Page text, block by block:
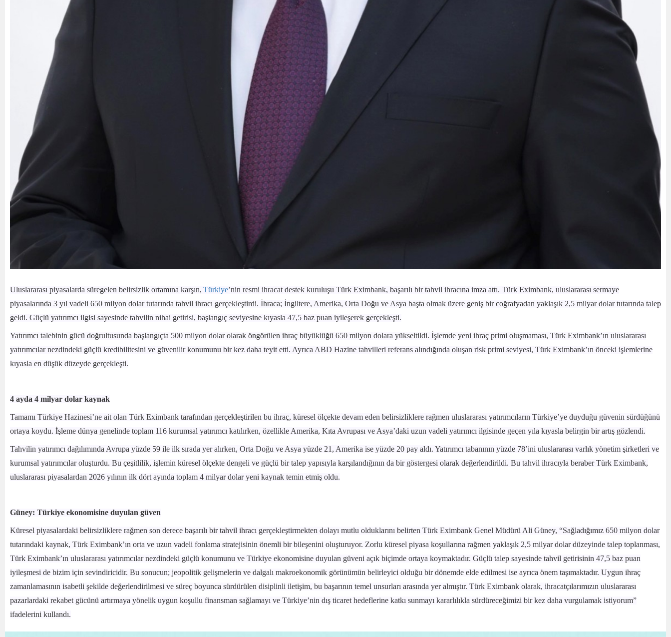
Uluslararası piyasalarda süregelen belirsizlik ortamına karşın, Türkiye’nin resmi ihracat destek kuruluşu Türk Eximbank, başarılı bir tahvil ihracına imza attı. Türk Eximbank, uluslararası sermaye
piyasalarında 3 yıl vadeli 650 milyon dolar tutarında tahvil ihracı gerçekleştirdi. İhraca; İngiltere, Amerika, Orta Doğu ve Asya başta olmak üzere geniş bir coğrafyadan yaklaşık 2,5 milyar dolar tutarında talep
geldi. Güçlü yatırımcı ilgisi sayesinde tahvilin nihai getirisi, başlangıç seviyesine kıyasla 47,5 baz puan iyileşerek gerçekleşti.
Yatırımcı talebinin gücü doğrultusunda başlangıçta 500 milyon dolar olarak öngörülen ihraç büyüklüğü 650 milyon dolara yükseltildi. İşlemde yeni ihraç primi oluşmaması, Türk Eximbank’ın uluslararası
yatırımcılar nezdindeki güçlü kredibilitesini ve güvenilir konumunu bir kez daha teyit etti. Ayrıca ABD Hazine tahvilleri referans alındığında oluşan risk primi seviyesi, Türk Eximbank’ın önceki işlemlerine
kıyasla en düşük düzeyde gerçekleşti.
4 ayda 4 milyar dolar kaynak
Tamamı Türkiye Hazinesi’ne ait olan Türk Eximbank tarafından gerçekleştirilen bu ihraç, küresel ölçekte devam eden belirsizliklere rağmen uluslararası yatırımcıların Türkiye’ye duyduğu güvenin sürdüğünü
ortaya koydu. İşleme dünya genelinde toplam 116 kurumsal yatırımcı katılırken, özellikle Amerika, Kıta Avrupası ve Asya’daki uzun vadeli yatırımcı ilgisinde geçen yıla kıyasla belirgin bir artış gözlendi.
Tahvilin yatırımcı dağılımında Avrupa yüzde 59 ile ilk sırada yer alırken, Orta Doğu ve Asya yüzde 21, Amerika ise yüzde 20 pay aldı. Yatırımcı tabanının yüzde 78’ini uluslararası varlık yönetim şirketleri ve
kurumsal yatırımcılar oluşturdu. Bu çeşitlilik, işlemin küresel ölçekte dengeli ve güçlü bir talep yapısıyla karşılandığının da bir göstergesi olarak değerlendirildi. Bu tahvil ihracıyla beraber Türk Eximbank,
uluslararası piyasalardan 2026 yılının ilk dört ayında toplam 4 milyar dolar yeni kaynak temin etmiş oldu.
Güney: Türkiye ekonomisine duyulan güven
Küresel piyasalardaki belirsizliklere rağmen son derece başarılı bir tahvil ihracı gerçekleştirmekten dolayı mutlu olduklarını belirten Türk Eximbank Genel Müdürü Ali Güney, “Sağladığımız 650 milyon dolar
tutarındaki kaynak, Türk Eximbank’ın orta ve uzun vadeli fonlama stratejisinin önemli bir bileşenini oluşturuyor. Zorlu küresel piyasa koşullarına rağmen yaklaşık 2,5 milyar dolar düzeyinde talep toplanması,
Türk Eximbank’ın uluslararası yatırımcılar nezdindeki güçlü konumunu ve Türkiye ekonomisine duyulan güveni açık biçimde ortaya koymaktadır. Güçlü talep sayesinde tahvil getirisinin 47,5 baz puan
iyileşmesi de bizim için sevindiricidir. Bu sonucun; jeopolitik gelişmelerin ve dalgalı makroekonomik görünümün belirleyici olduğu bir dönemde elde edilmesi ise ayrıca önem taşımaktadır. Uygun ihraç
zamanlamasının isabetli şekilde değerlendirilmesi ve süreç boyunca sürdürülen disiplinli iletişim, bu başarının temel unsurları arasında yer almıştır. Türk Eximbank olarak, ihracatçılarımızın uluslararası
pazarlardaki rekabet gücünü artırmaya yönelik uygun koşullu finansman sağlamayı ve Türkiye’nin dış ticaret hedeflerine katkı sunmayı kararlılıkla sürdüreceğimizi bir kez daha vurgulamak istiyorum”
ifadelerini kullandı.